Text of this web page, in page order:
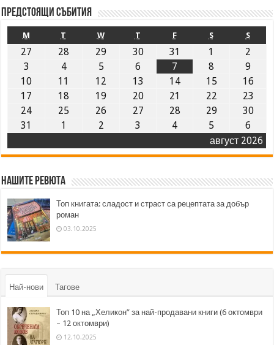
Предстоящи събития
август 2026
M T W T F S S
27 28 29 30 31 1
2
3
4 5 6 7 8
9
10
11 12 13 14 15
16
17
18 19 20 21 22
23
24
25 26 27 28 29
30
31
1 2 3 4 5 6
Нашите ревюта
Топ книгата: сладост и страст са рецептата за добър
роман
03.10.2025
Най-нови Тагове
Топ 10 на „Хеликон” за най-продавани книги (6 октомври
– 12 октомври)
12.10.2025